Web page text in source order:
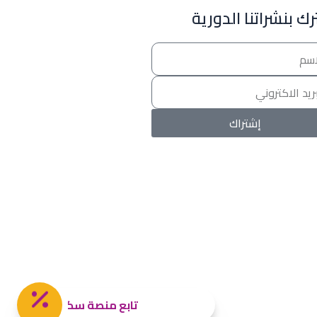
بنشراتنا الدورية
إشتراك
خصومات المدارس
جروب فيسبوك صفحة فيسبوك
تابع منصة سكولي و